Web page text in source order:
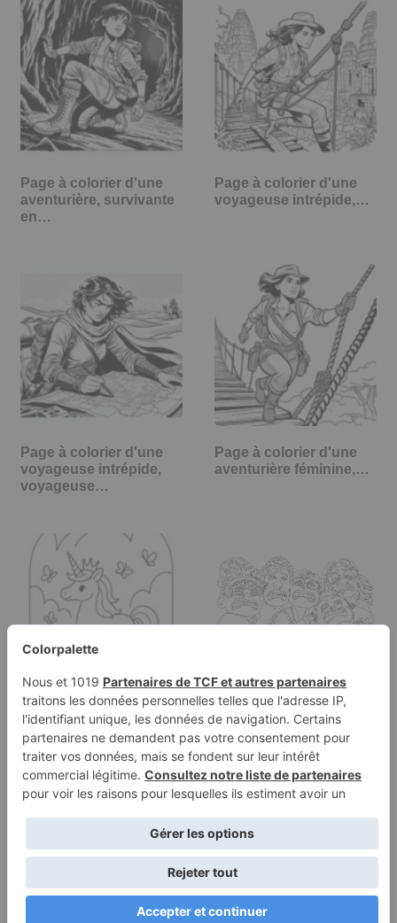
Page à colorier d'une
aventurière, survivante
en…
Page à colorier d'une
voyageuse intrépide,…
Page à colorier d'une
voyageuse intrépide,
voyageuse…
Page à colorier d'une
aventurière féminine,…
Page à colorier d'une
licorne, ami
fantastique…
Catégories